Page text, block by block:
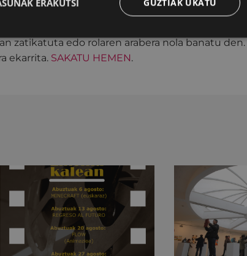
parte-hartze datuak hartu eta zenbakitara ekarri
zatikatuta edo rolaren arabera nola banatu
ekarrita. SAKATU HEMEN.
ERAKUTSI